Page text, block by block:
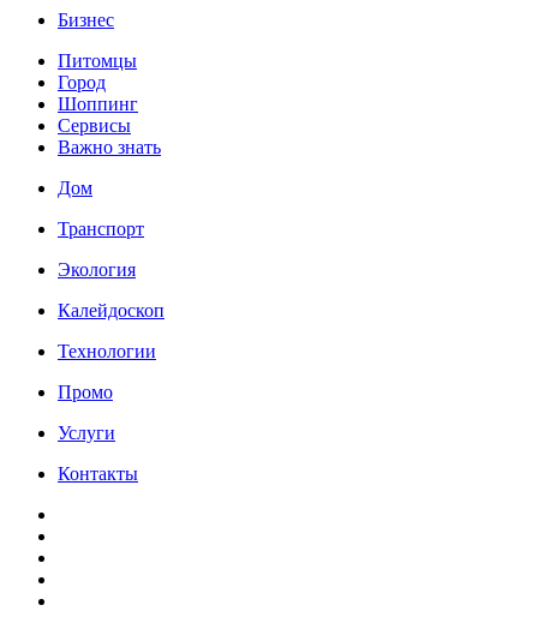
Бизнес
Питомцы
Город
Шоппинг
Сервисы
Важно знать
Дом
Транспорт
Экология
Калейдоскоп
Технологии
Промо
Услуги
Контакты